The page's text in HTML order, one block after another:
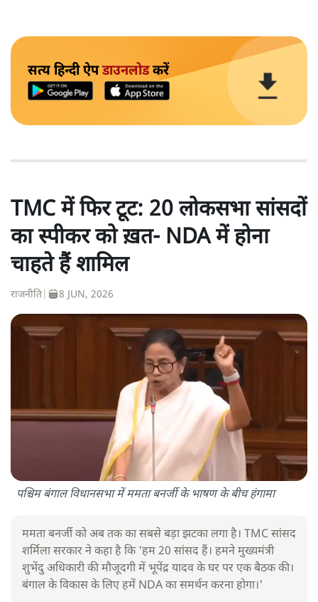
सत्य हिन्दी ऐपडाउनलोडकरें
TMC में फिर टूट: 20 लोकसभा सांसदों
का स्पीकर को ख़त- NDA में होना
चाहते हैं शामिल
राजनीति 8 JUN, 2026
पश्चिम बंगाल विधानसभा में ममता बनर्जी के भाषण के बीच हंगामा
ममता बनर्जी को अब तक का सबसे बड़ा झटका लगा है। TMC सांसद
शर्मिला सरकार ने कहा है कि 'हम 20 सांसद हैं। हमने मुख्यमंत्री
शुभेंदु अधिकारी की मौजूदगी में भूपेंद्र यादव के घर पर एक बैठक की।
बंगाल के विकास के लिए हमें NDA का समर्थन करना होगा।'